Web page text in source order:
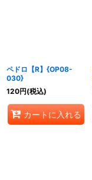
ペドロ【R】{OP08-
030}
120円(税込)
カートに入れる